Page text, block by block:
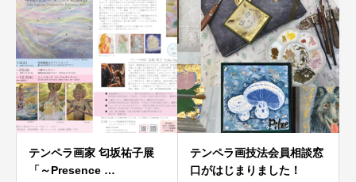
テンペラ画家 匂坂祐子展
「～Presence …
テンペラ画技法会員相談窓
口がはじまりました！